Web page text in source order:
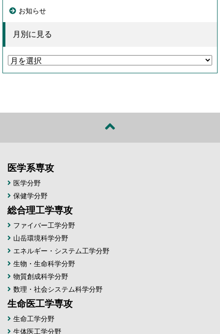
お知らせ
月別に見る
医学系専攻
医学分野
保健学分野
総合理工学専攻
ファイバー工学分野
山岳環境科学分野
エネルギー・システム工学分野
生物・生命科学分野
物質創成科学分野
数理・社会システム科学分野
生命医工学専攻
生命工学分野
生体医工学分野